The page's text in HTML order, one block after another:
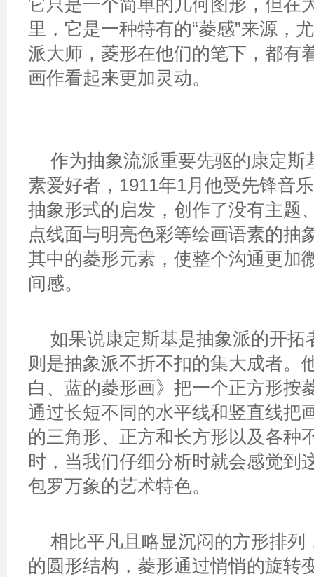
它只是一个简单的几何图形，但在
里，它是一种特有的“菱感”来源，
派大师，菱形在他们的笔下，都有
画作看起来更加灵动。
作为抽象流派重要先驱的康定斯
素爱好者，1911年1月他受先锋音
抽象形式的启发，创作了没有主题
点线面与明亮色彩等绘画语素的抽
其中的菱形元素，使整个沟通更加
间感。
如果说康定斯基是抽象派的开拓
则是抽象派不折不扣的集大成者。
白、蓝的菱形画》把一个正方形按
通过长短不同的水平线和竖直线把
的三角形、正方和长方形以及各种
时，当我们仔细分析时就会感觉到
包罗万象的艺术特色。
相比平凡且略显沉闷的方形排列
的圆形结构，菱形通过悄悄的旋转